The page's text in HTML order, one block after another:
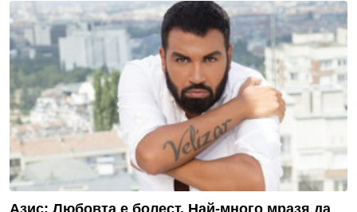
Азис: Любовта е болест. Най-много мразя да